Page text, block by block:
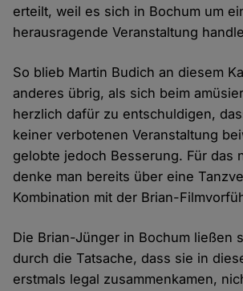
erteilt, weil es sich in Bochum um
herausragende Veranstaltung
So blieb Martin Budich an diesem
anderes übrig, als sich beim
herzlich dafür zu entschuldigen,
keiner verbotenen Veranstaltung
gelobte jedoch Besserung. Für das
denke man bereits über eine
Kombination mit der Brian-
Die Brian-Jünger in Bochum ließen
durch die Tatsache, dass sie in
erstmals legal zusammenkamen,